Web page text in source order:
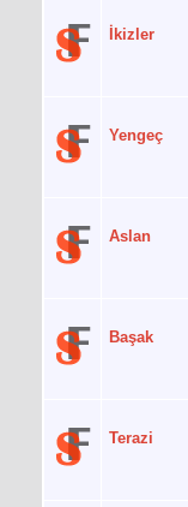
İkizler
Yengeç
Aslan
Başak
Terazi